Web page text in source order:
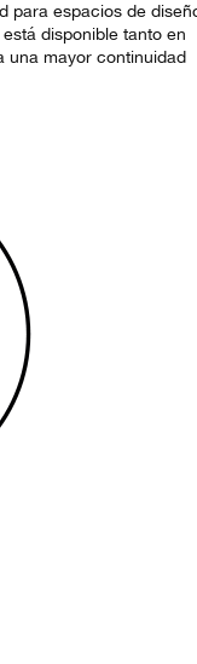
para espacios de
disponible tanto en
una mayor continuidad